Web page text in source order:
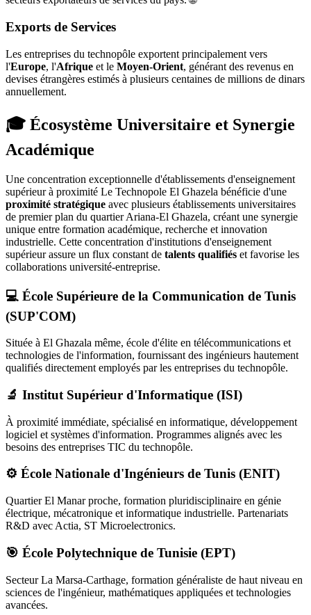
Exports de Services
Les entreprises du technopôle exportent principalement vers
l'Europe, l'Afrique et le Moyen-Orient, générant des revenus en
devises étrangères estimés à plusieurs centaines de millions de dinars
annuellement.
🎓 Écosystème Universitaire et Synergie
Académique
Une concentration exceptionnelle d'établissements d'enseignement
supérieur à proximité Le Technopole El Ghazela bénéficie d'une
proximité stratégique avec plusieurs établissements universitaires
de premier plan du quartier Ariana-El Ghazela, créant une synergie
unique entre formation académique, recherche et innovation
industrielle. Cette concentration d'institutions d'enseignement
supérieur assure un flux constant de talents qualifiés et favorise les
collaborations université-entreprise.
💻 École Supérieure de la Communication de Tunis
(SUP'COM)
Située à El Ghazala même, école d'élite en télécommunications et
technologies de l'information, fournissant des ingénieurs hautement
qualifiés directement employés par les entreprises du technopôle.
🔬 Institut Supérieur d'Informatique (ISI)
À proximité immédiate, spécialisé en informatique, développement
logiciel et systèmes d'information. Programmes alignés avec les
besoins des entreprises TIC du technopôle.
⚙️ École Nationale d'Ingénieurs de Tunis (ENIT)
Quartier El Manar proche, formation pluridisciplinaire en génie
électrique, mécatronique et informatique industrielle. Partenariats
R&D avec Actia, ST Microelectronics.
🎯 École Polytechnique de Tunisie (EPT)
Secteur La Marsa-Carthage, formation généraliste de haut niveau en
sciences de l'ingénieur, mathématiques appliquées et technologies
avancées.